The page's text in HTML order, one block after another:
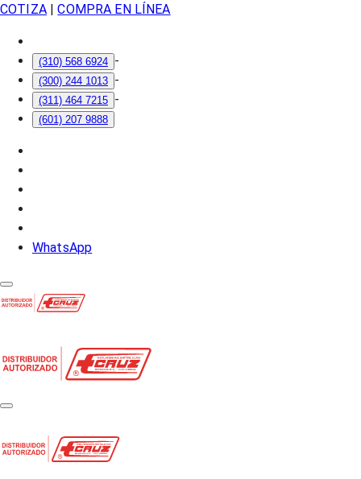
COTIZA| COMPRA EN LÍNEA
(310) 568 6924 -
(300) 244 1013 -
(311) 464 7215 -
(601) 207 9888
WhatsApp